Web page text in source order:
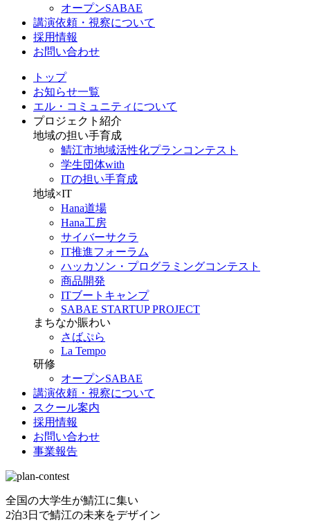
オープンSABAE
講演依頼・視察について
採用情報
お問い合わせ
トップ
お知らせ一覧
エル・コミュニティについて
プロジェクト紹介
地域の担い手育成
鯖江市地域活性化プランコンテスト
学生団体with
ITの担い手育成
地域×IT
Hana道場
Hana工房
サイバーサクラ
IT推進フォーラム
ハッカソン・プログラミングコンテスト
商品開発
ITブートキャンプ
SABAE STARTUP PROJECT
まちなか賑わい
さばぷら
La Tempo
研修
オープンSABAE
講演依頼・視察について
スクール案内
採用情報
お問い合わせ
事業報告
全国の大学生が鯖江に集い
2泊3日で鯖江の未来をデザイン